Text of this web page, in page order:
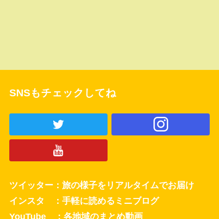
SNSもチェックしてね
ツイッター：旅の様子をリアルタイムでお届け
インスタ ：手軽に読めるミニブログ
YouTube ：各地域のまとめ動画